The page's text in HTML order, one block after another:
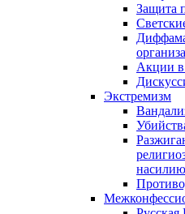
Защита
Акции в
Экстремизм
насилию